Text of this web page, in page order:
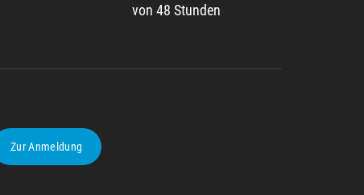
von 48 Stunden
Zur Anmeldung